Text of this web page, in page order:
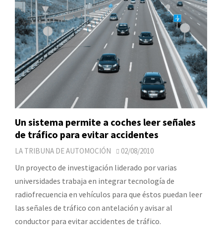
Un sistema permite a coches leer señales
de tráfico para evitar accidentes
LA TRIBUNA DE AUTOMOCIÓN 02/08/2010
Un proyecto de investigación liderado por varias
universidades trabaja en integrar tecnología de
radiofrecuencia en vehículos para que éstos puedan leer
las señales de tráfico con antelación y avisar al
conductor para evitar accidentes de tráfico.